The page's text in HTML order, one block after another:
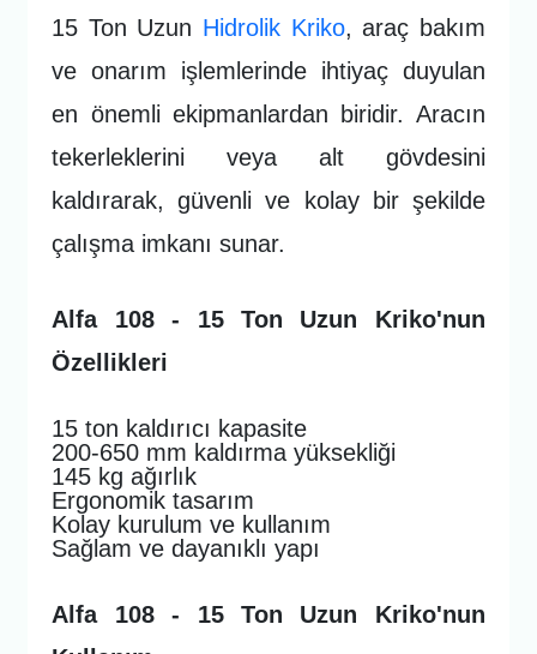
15 Ton Uzun Hidrolik Kriko, araç bakım
ve onarım işlemlerinde ihtiyaç duyulan
en önemli ekipmanlardan biridir. Aracın
tekerleklerini veya alt gövdesini
kaldırarak, güvenli ve kolay bir şekilde
çalışma imkanı sunar.
Alfa 108 - 15 Ton Uzun Kriko'nun
Özellikleri
15 ton kaldırıcı kapasite
200-650 mm kaldırma yüksekliği
145 kg ağırlık
Ergonomik tasarım
Kolay kurulum ve kullanım
Sağlam ve dayanıklı yapı
Alfa 108 - 15 Ton Uzun Kriko'nun